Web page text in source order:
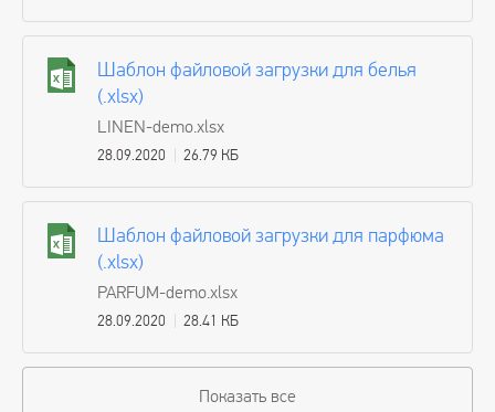
Шаблон файловой загрузки для белья
(.xlsx)
LINEN-demo.xlsx
28.09.2020 26.79 КБ
Шаблон файловой загрузки для парфюма
(.xlsx)
PARFUM-demo.xlsx
28.09.2020 28.41 КБ
Показать все